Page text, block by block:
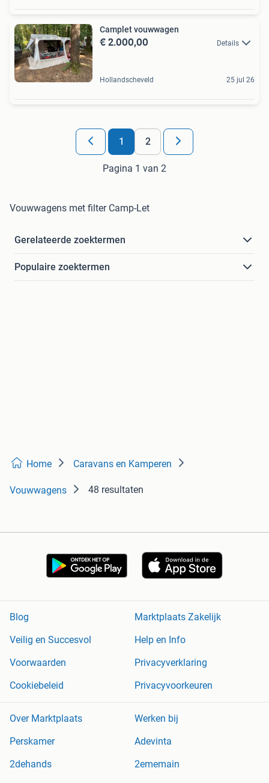
Camplet vouwwagen
€ 2.000,00 Details
Hollandscheveld 25 jul 26
1 2
Pagina 1 van 2
Vouwwagens met filter Camp-Let
Gerelateerde zoektermen
Populaire zoektermen
Home Caravans en Kamperen
Vouwwagens 48 resultaten
Blog
Marktplaats Zakelijk
Veilig en Succesvol
Help en Info
Voorwaarden
Privacyverklaring
Cookiebeleid
Privacyvoorkeuren
Over Marktplaats
Werken bij
Perskamer
Adevinta
2dehands
2ememain